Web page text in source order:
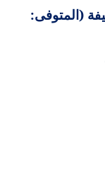
(المتوفى: